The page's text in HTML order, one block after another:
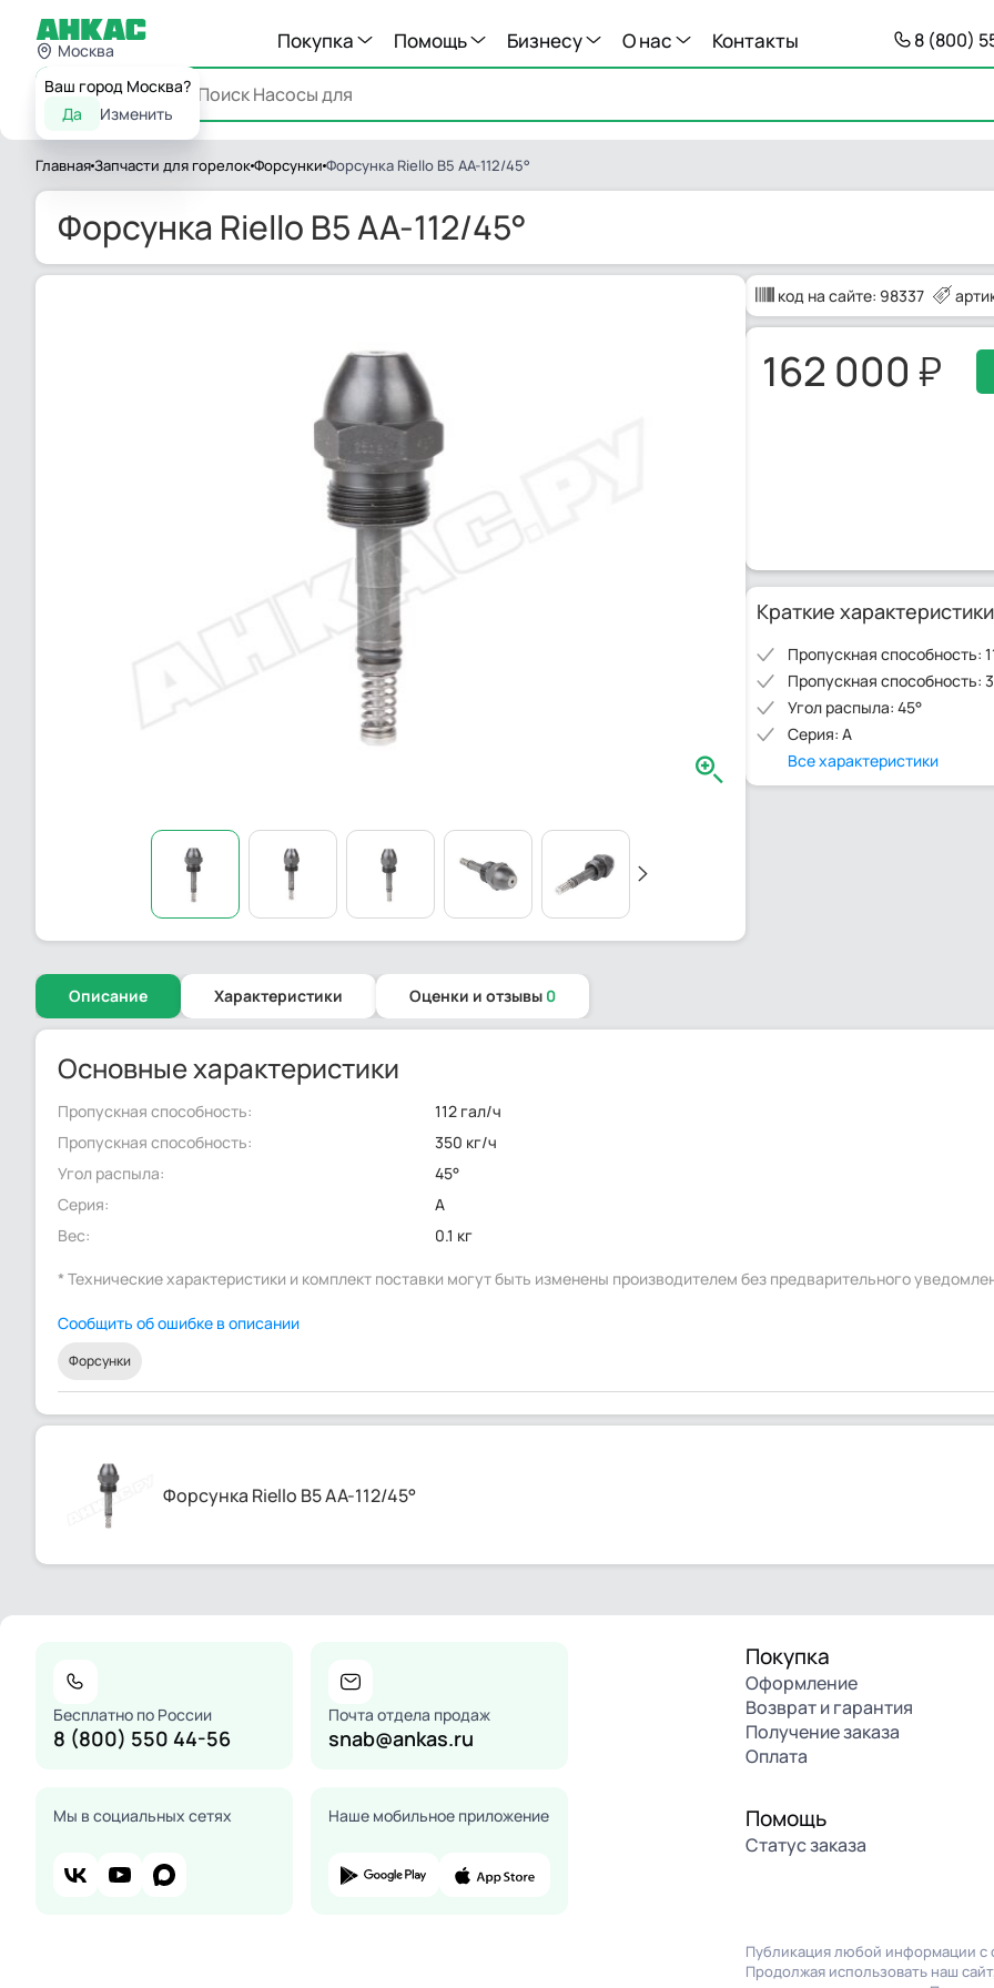
Москва
Ваш город Москва?
Да
Изменить
Покупка Помощь Бизнесу О нас Контакты 8 (800)
Каталог
ГлавнаяЗапчасти для горелокФорсунки Форсунка Riello B5 AA-112/45°
Форсунка Riello B5 AA-112/45°
код на сайте: 98337
162 000
Краткие характеристики
Пропускная способность:
Пропускная способность:
Угол распыла: 45°
Серия: A
Все характеристики
Описание Характеристики Оценки и отзывы 0
Основные характеристики
Пропускная способность:
112 гал/ч
Пропускная способность:
350 кг/ч
Угол распыла:
45°
Серия:
A
Вес:
0.1 кг
* Технические характеристики и комплект поставки могут быть изменены производителем без предварительного
Сообщить об ошибке в описании
Форсунки
Форсунка Riello B5 AA-112/45°
Бесплатно по России
8 (800) 550 44-56
Почта отдела продаж
snab@ankas.ru
Мы в социальных сетях Наше мобильное приложение
Покупка
Оформление
Возврат и гарантия
Получение заказа
Оплата
Помощь
Статус заказа
Публикация любой информации с
Продолжая использовать наш